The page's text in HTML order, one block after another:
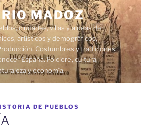
MADOZ
ciudades, villas y aldeas de
artísticos y demográficos.
Costumbres y tradiciones.
España. Folclore, cultura,
y economía.
DE PUEBLOS